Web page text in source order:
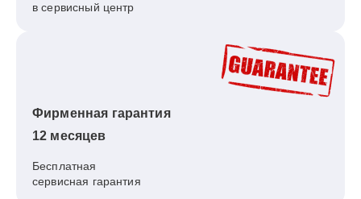
в сервисный центр
Фирменная гарантия
12 месяцев
Бесплатная
сервисная гарантия